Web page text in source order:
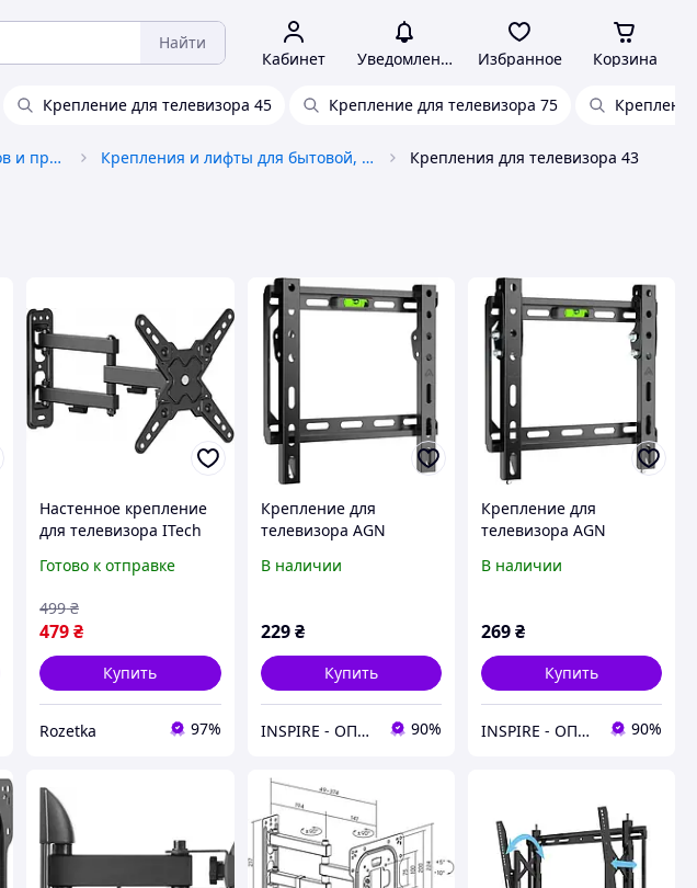
Найти
Кабинет Уведомления Избранное Корзина
Крепление для телевизора 45 Крепление для телевизора 75
Аксессуары для телевизоров и проекторов Крепления и лифты для бытовой, цифровой техники Крепления для телевизора 43
Настенное крепление
для телевизора ITech
Готово к отправке
479₴
499 ₴
Купить
Rozetka 97%
Крепление для
телевизора AGN
В наличии
229 ₴
Купить
INSPIRE - ОПТОВІ ПРОДАЖІ ТА БЕЗГОТІВКА ДЛЯ БІЗНЕСУ 90%
Крепление для
телевизора AGN
В наличии
269₴
Купить
INSPIRE - ОПТОВІ ПРОДАЖІ ТА БЕЗГОТІВКА ДЛЯ БІЗНЕСУ 90%